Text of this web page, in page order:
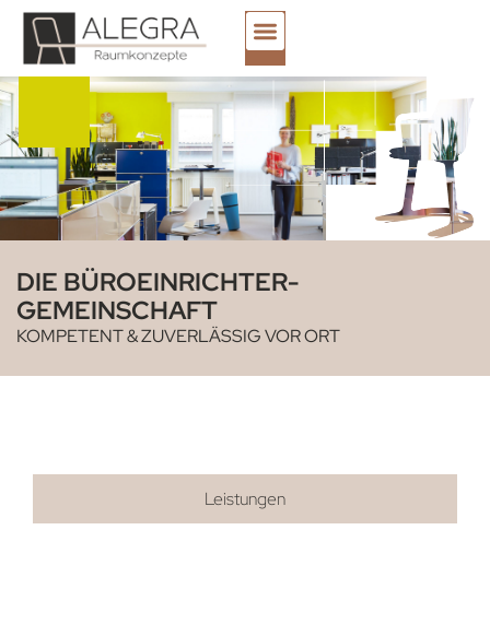
DIE BÜROEINRICHTER­
GEMEINSCHAFT
KOMPETENT & ZUVERLÄSSIG VOR ORT
Leistungen